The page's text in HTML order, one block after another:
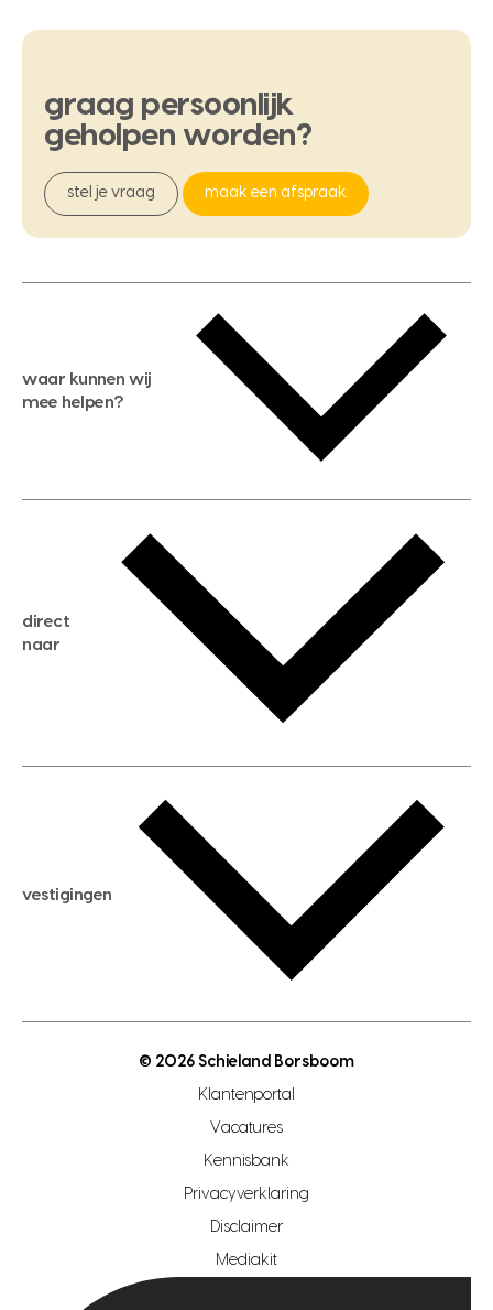
graag persoonlijk
geholpen worden?
stel je vraag maak een afspraak
waar kunnen wij
mee helpen?
gratis zoekservice
huis verkopen
huis kopen
aankoopadvies
verkoopadvies
hypotheekadvies
direct
naar
hypotheek berekenen
maximale hypotheek berekenen
hypotheek bespaarcheck
gratis zoekprofiel aanmaken
open woningwaarde dag
vestigingen
makelaar regio zoetermeer
hypotheekshop regio den haag
hypotheekshop regio rotterdam
© 2026 Schieland Borsboom
Klantenportal
Vacatures
Kennisbank
Privacyverklaring
Disclaimer
Mediakit